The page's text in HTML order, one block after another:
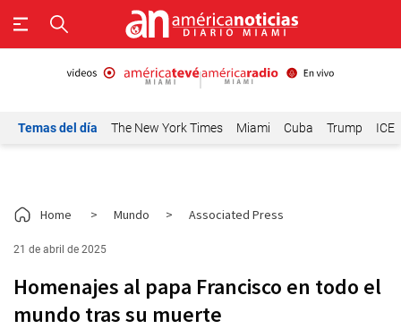
Temas del día The New York Times Miami Cuba Trump ICE
Home > Mundo > Associated Press
21 de abril de 2025
Homenajes al papa Francisco en todo el
mundo tras su muerte